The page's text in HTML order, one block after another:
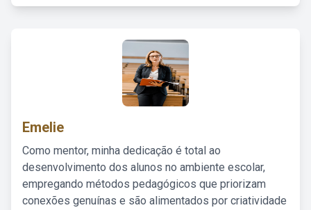
Emelie
Como mentor, minha dedicação é total ao
desenvolvimento dos alunos no ambiente escolar,
empregando métodos pedagógicos que priorizam
conexões genuínas e são alimentados por criatividade